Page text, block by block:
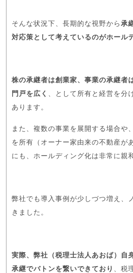
そんな状況下、長期的な視野から 承
対応策として考えているのがホール
株の承継者は創業家、事業の承継者
門戸を広く
、として所有と経営を分
あります。
また、複数の事業を展開する場合や
を所有（オーナー家由来の不動産が
にも、ホールディング化は非常に親
弊社でも導入事例が少しづつ増え、
きました。
実際、弊社（税理士法人あおば）自
承継でバトンを繋いできており
、税